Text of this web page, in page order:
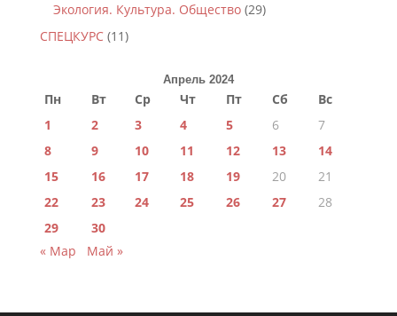
Экология. Культура. Общество(29)
СПЕЦКУРС(11)
Апрель 2024
Пн Вт Ср Чт Пт Сб
Вс
1
2 3 4 5 6
7
8
9 10 11 12 13
14
15
16 17 18 19 20
21
22
23 24 25 26 27
28
29
30
« Мар
Май »